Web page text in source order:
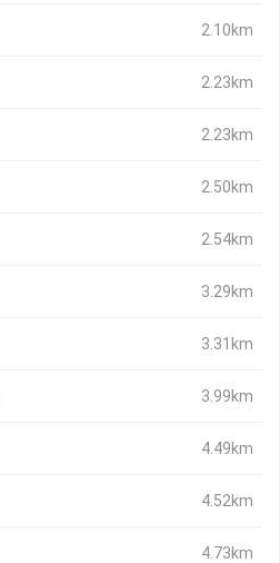
2.10km
2.23km
2.23km
2.50km
2.54km
3.29km
3.31km
3.99km
4.49km
4.52km
4.73km